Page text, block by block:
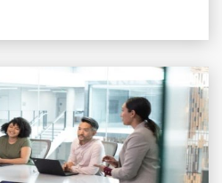
Từ đó tăng tính nhất